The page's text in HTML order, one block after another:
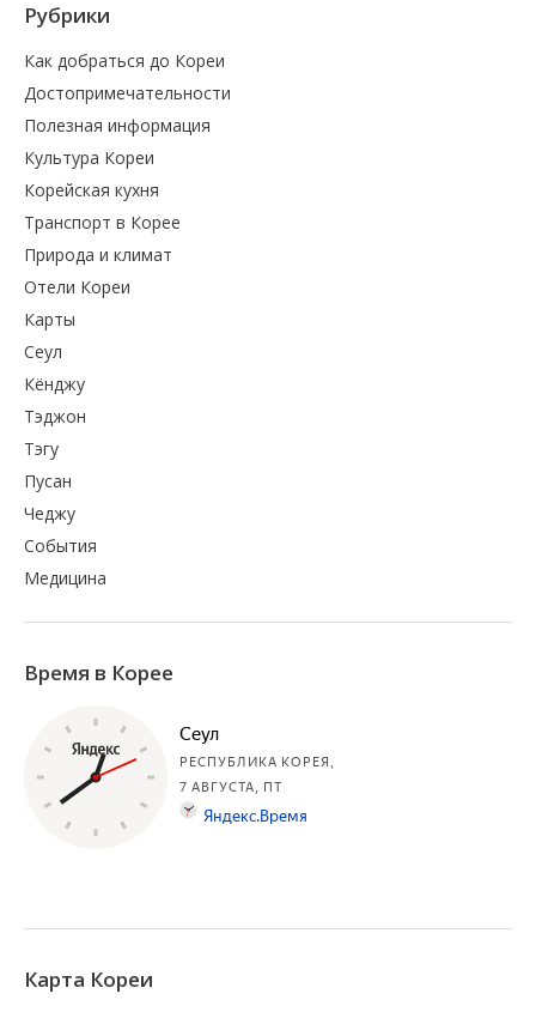
Рубрики
Как добраться до Кореи
Достопримечательности
Полезная информация
Культура Кореи
Корейская кухня
Транспорт в Корее
Природа и климат
Отели Кореи
Карты
Сеул
Кёнджу
Тэджон
Тэгу
Пусан
Чеджу
События
Медицина
Время в Корее
Карта Кореи